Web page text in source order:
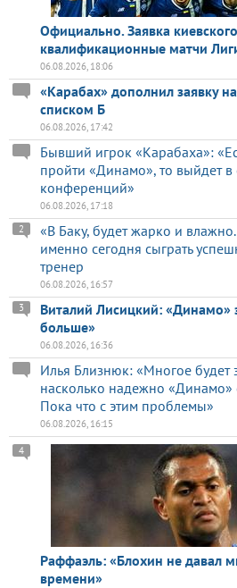
Официально. Заявка
квалификационные матчи
06.08.2026, 18:06
«Карабах» дополнил заявку
списком Б
06.08.2026, 17:42
Бывший игрок «Карабаха»:
пройти «Динамо», то выйдет в
конференций»
06.08.2026, 17:18
«В Баку, будет жарко и
именно сегодня сыграть
тренер
2
06.08.2026, 16:57
Виталий Лисицкий: «Динамо»
больше»
3
06.08.2026, 16:36
Илья Близнюк: «Многое будет
насколько надежно «Динамо»
Пока что с этим проблемы»
06.08.2026, 16:15
Раффаэль: «Блохин не давал
времени»
4